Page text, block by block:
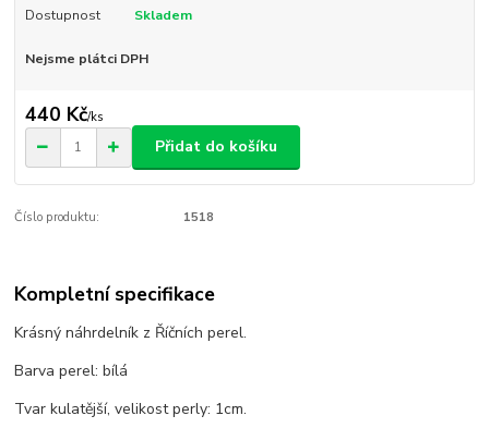
Dostupnost Skladem
Nejsme plátci DPH
440 Kč/ks
Přidat do košíku
Číslo produktu: 1518
Kompletní specifikace
Krásný náhrdelník z Říčních perel.
Barva perel: bílá
Tvar kulatější, velikost perly: 1cm.